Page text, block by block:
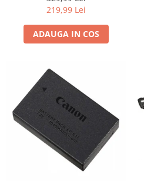
Carduri memorie, Cititoare
Carduri memorie
Cititoare carduri
Telecomenzi
LCD protectie
Recordere audio digitale
Acumulatori si baterii
Acumulatori Foto
219,99 Lei
ADAUGA IN COS